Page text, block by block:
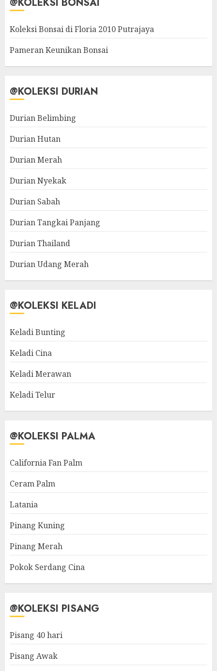
Koleksi Bonsai di Floria 2010 Putrajaya
Pameran Keunikan Bonsai
@KOLEKSI DURIAN
Durian Belimbing
Durian Hutan
Durian Merah
Durian Nyekak
Durian Sabah
Durian Tangkai Panjang
Durian Thailand
Durian Udang Merah
@KOLEKSI KELADI
Keladi Bunting
Keladi Cina
Keladi Merawan
Keladi Telur
@KOLEKSI PALMA
California Fan Palm
Ceram Palm
Latania
Pinang Kuning
Pinang Merah
Pokok Serdang Cina
@KOLEKSI PISANG
Pisang 40 hari
Pisang Awak